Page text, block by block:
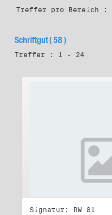
Treffer pro Bereich :
Schriftgut ( 58 )
Treffer : 1 - 24
Signatur: RW 01